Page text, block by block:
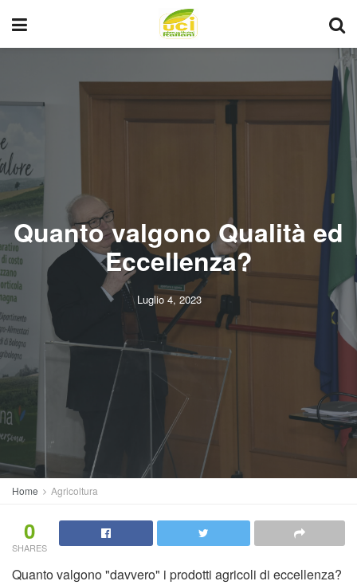
Quanto valgono Qualità ed
Eccellenza?
Luglio 4, 2023
Home Agricoltura
0
SHARES
Quanto valgono "davvero" i prodotti agricoli di eccellenza?